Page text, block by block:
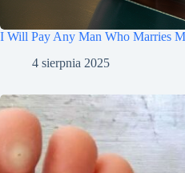
I Will Pay Any Man Who Marries
4 sierpnia 2025